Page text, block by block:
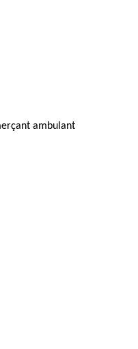
ambulant